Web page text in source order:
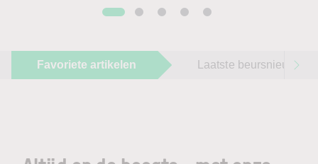
Favoriete artikelen Laatste beursnieuws